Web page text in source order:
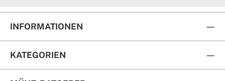
INFORMATIONEN
KATEGORIEN